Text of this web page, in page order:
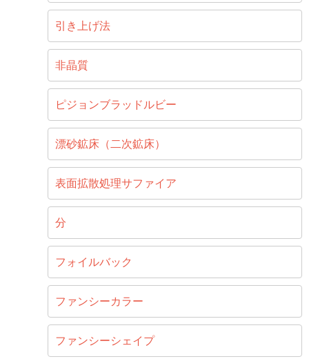
引き上げ法
非晶質
ピジョンブラッドルビー
漂砂鉱床（二次鉱床）
表面拡散処理サファイア
分
フォイルバック
ファンシーカラー
ファンシーシェイプ